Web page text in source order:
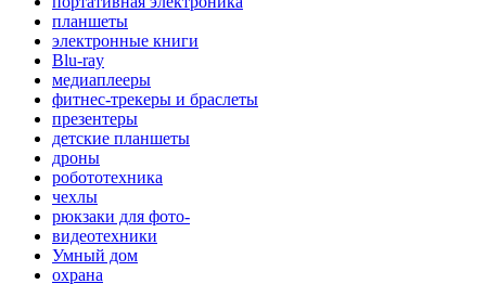
планшеты
электронные книги
Blu-ray
медиаплееры
фитнес-трекеры и браслеты
презентеры
детские планшеты
дроны
робототехника
чехлы
рюкзаки для фото-
видеотехники
Умный дом
охрана